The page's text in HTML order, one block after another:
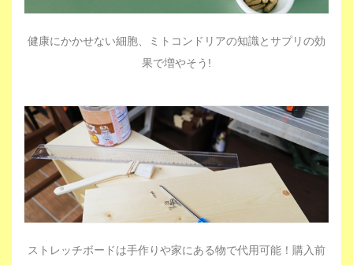
健康にかかせない細胞、ミトコンドリアの知識とサプリの効
果で増やそう!
ストレッチボードは手作りや家にある物で代用可能！購入前